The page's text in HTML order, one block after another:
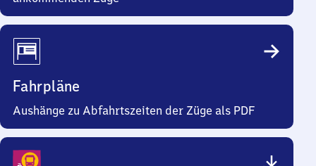
Fahrpläne
Aushänge zu Abfahrtszeiten der Züge als PDF